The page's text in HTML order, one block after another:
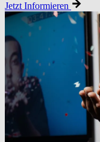
Jetzt Informieren